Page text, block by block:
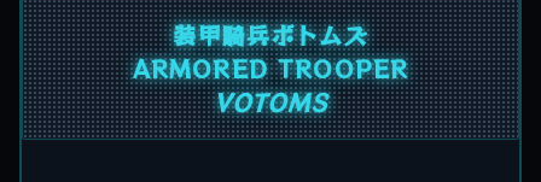
装甲騎兵ボトムズ
ARMORED TROOPER
VOTOMS